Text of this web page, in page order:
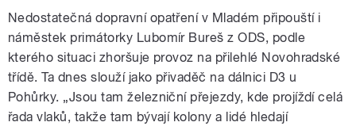
Nedostatečná dopravní opatření v Mladém připouští i
náměstek primátorky Lubomír Bureš z ODS, podle
kterého situaci zhoršuje provoz na přilehlé Novohradské
třídě. Ta dnes slouží jako přivaděč na dálnici D3 u
Pohůrky. „Jsou tam železniční přejezdy, kde projíždí celá
řada vlaků, takže tam bývají kolony a lidé hledají